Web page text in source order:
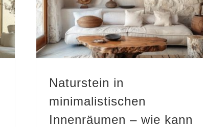
Naturstein in
minimalistischen
Innenräumen – wie kann